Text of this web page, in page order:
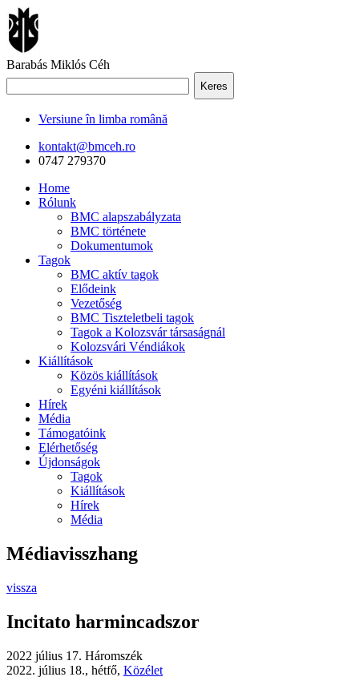
Barabás Miklós Céh
Keres
Versiune în limba română
kontakt@bmceh.ro
0747 279370
Home
Rólunk
BMC alapszabályzata
BMC története
Dokumentumok
Tagok
BMC aktív tagok
Elődeink
Vezetőség
BMC Tiszteletbeli tagok
Tagok a Kolozsvár társaságnál
Kolozsvári Véndiákok
Kiállítások
Közös kiállítások
Egyéni kiállítások
Hírek
Média
Támogatóink
Elérhetőség
Újdonságok
Tagok
Kiállítások
Hírek
Média
Médiavisszhang
vissza
Incitato harmincadszor
2022 július 17. Háromszék
2022. július 18., hétfő, Közélet